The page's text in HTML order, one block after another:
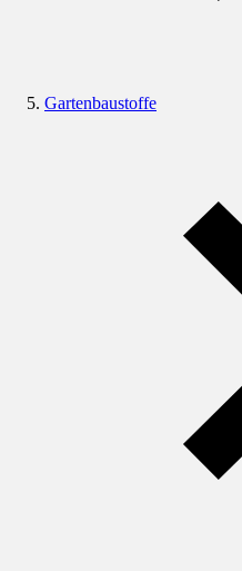
Gartenbaustoffe